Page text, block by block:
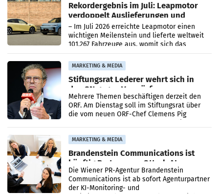
Rekordergebnis im Juli: Leapmotor
verdoppelt Auslieferungen und
überschreitet die 100.000er-Marke
– Im Juli 2026 erreichte Leapmotor einen
wichtigen Meilenstein und lieferte weltweit
101.267 Fahrzeuge aus, womit sich das
Ergebnis gegenüber Juli 2025 mehr als
verdoppelte (+102
MARKETING & MEDIA
Stiftungsrat Lederer wehrt sich in
den SN gegen Vorwürfe
Mehrere Themen beschäftigen derzeit den
ORF. Am Dienstag soll im Stiftungsrat über
die vom neuen ORF-Chef Clemens Pig
MARKETING & MEDIA
Brandenstein Communications ist
künftig Partner von OtterlyAI
Die Wiener PR-Agentur Brandenstein
Communications ist ab sofort Agenturpartner
der KI-Monitoring- und